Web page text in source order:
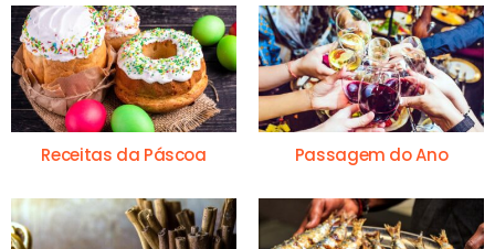
Receitas da Páscoa Passagem do Ano